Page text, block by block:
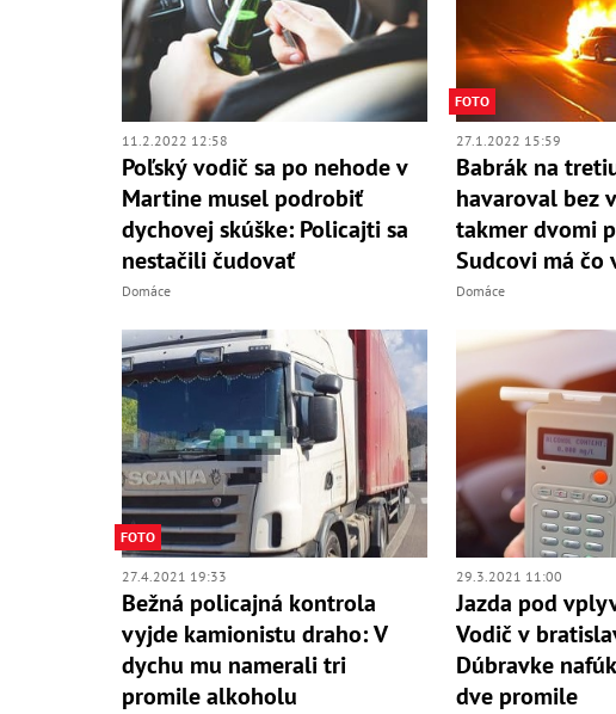
11.2.2022 12:58
Poľský vodič sa po nehode v
Martine musel podrobiť
dychovej skúške: Policajti sa
nestačili čudovať
Domáce
FOTO
27.1.2022 15:59
Babrák na
havaroval bez
takmer dvomi
Sudcovi má
Domáce
FOTO
27.4.2021 19:33
Bežná policajná kontrola
vyjde kamionistu draho: V
dychu mu namerali tri
promile alkoholu
29.3.2021 11:00
Jazda pod
Vodič v
Dúbravke
dve promile